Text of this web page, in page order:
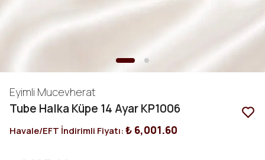
Eyimli Mucevherat
Tube Halka Küpe 14 Ayar KP1006
Havale/EFT İndirimli Fiyatı:₺ 6,001.60